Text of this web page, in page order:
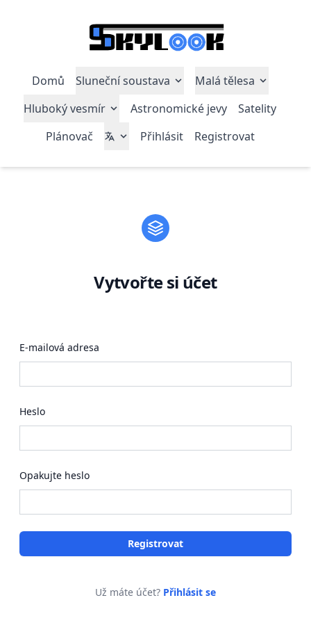
Domů Sluneční soustava
Malá tělesa
Hluboký vesmír
Astronomické jevy
Satelity
Plánovač
Přihlásit Registrovat
Vytvořte si účet
E-mailová adresa
Heslo
Opakujte heslo
Registrovat
Už máte účet? Přihlásit se